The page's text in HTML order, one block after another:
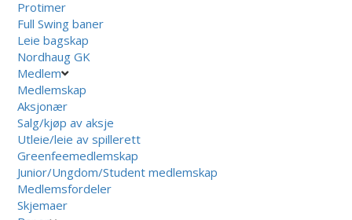
Protimer
Full Swing baner
Leie bagskap
Nordhaug GK
Medlem
Medlemskap
Aksjonær
Salg/kjøp av aksje
Utleie/leie av spillerett
Greenfeemedlemskap
Junior/Ungdom/Student medlemskap
Medlemsfordeler
Skjemaer